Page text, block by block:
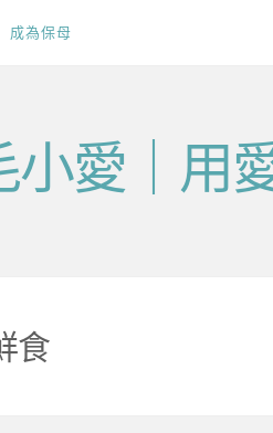
成為保母
小愛｜用
食